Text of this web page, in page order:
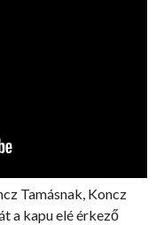
Tamásnak, Koncz
a kapu elé érkező